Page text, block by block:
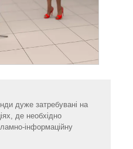
дуже затребувані на
де необхідно
інформаційну